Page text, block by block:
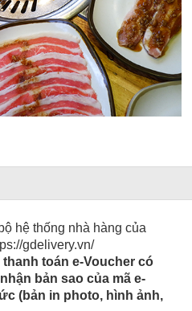
hệ thống nhà hàng của
gdelivery.vn/
toán e-Voucher có
bản sao của mã e-
(bản in photo, hình ảnh,